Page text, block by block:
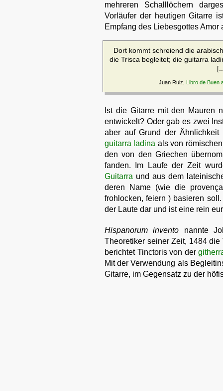
mehreren Schalllöchern
Vorläufer der heutigen Gitarre
Empfang des Liebesgottes Amor
Dort kommt schreiend die
die Trisca begleitet; die guitarra
Juan Ruiz, Libro de Buen
Ist die Gitarre mit den Mauren
entwickelt? Oder gab es zwei
aber auf Grund der
guitarra ladina als von
den von den Griechen
fanden. Im Laufe der Zeit
Guitarra und aus dem
deren Name (wie die
frohlocken, feiern ) basieren
der Laute dar und ist eine rein
Hispanorum invento nannte
Theoretiker seiner Zeit, 1484
berichtet Tinctoris von der
Mit der Verwendung als
Gitarre, im Gegensatz zu der